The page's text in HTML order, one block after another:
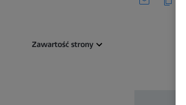
Zawartość strony